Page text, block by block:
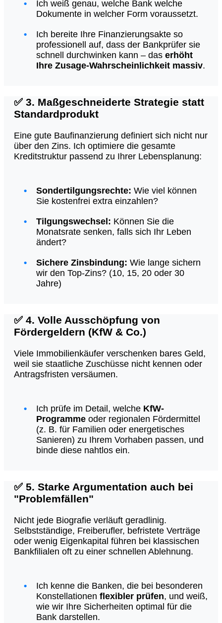
Ich weiß genau, welche Bank welche
Dokumente in welcher Form voraussetzt.
Ich bereite Ihre Finanzierungsakte so
professionell auf, dass der Bankprüfer sie
schnell durchwinken kann – das erhöht
Ihre Zusage-Wahrscheinlichkeit massiv.
✅ 3. Maßgeschneiderte Strategie statt
Standardprodukt
Eine gute Baufinanzierung definiert sich nicht nur
über den Zins. Ich optimiere die gesamte
Kreditstruktur passend zu Ihrer Lebensplanung:
Sondertilgungsrechte: Wie viel können
Sie kostenfrei extra einzahlen?
Tilgungswechsel: Können Sie die
Monatsrate senken, falls sich Ihr Leben
ändert?
Sichere Zinsbindung: Wie lange sichern
wir den Top-Zins? (10, 15, 20 oder 30
Jahre)
✅ 4. Volle Ausschöpfung von
Fördergeldern (KfW & Co.)
Viele Immobilienkäufer verschenken bares Geld,
weil sie staatliche Zuschüsse nicht kennen oder
Antragsfristen versäumen.
Ich prüfe im Detail, welche KfW-
Programme oder regionalen Fördermittel
(z. B. für Familien oder energetisches
Sanieren) zu Ihrem Vorhaben passen, und
binde diese nahtlos ein.
✅ 5. Starke Argumentation auch bei
"Problemfällen"
Nicht jede Biografie verläuft geradlinig.
Selbstständige, Freiberufler, befristete Verträge
oder wenig Eigenkapital führen bei klassischen
Bankfilialen oft zu einer schnellen Ablehnung.
Ich kenne die Banken, die bei besonderen
Konstellationen flexibler prüfen, und weiß,
wie wir Ihre Sicherheiten optimal für die
Bank darstellen.